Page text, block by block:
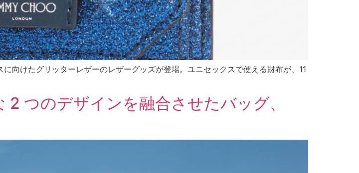
向けたグリッターレザーのレザーグッズが登場。ユニセックスで使える財布が、11
つのデザインを融合させたバッグ、